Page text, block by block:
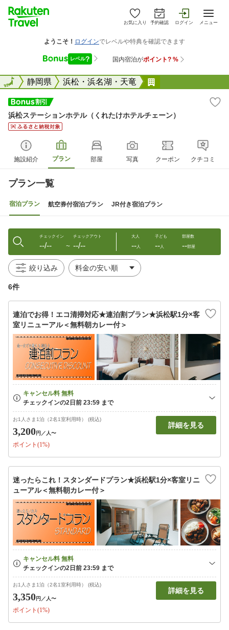
お気に入り 予約確認 ログイン メニュー
全国静岡県 浜松・浜名湖・天竜
全国
浜松ステーションホテル（くれたけホテルチェーン）
施設紹介 プラン 部屋 写真 クーポン クチコミ
プラン一覧
宿泊プラン 航空券付宿泊プラン JR付き宿泊プラン
チェックイン
--/-- 〜
チェックアウト
--/--
大人
--人
子ども
--人
部屋数
--部屋
絞り込み
6件
連泊でお得！エコ清掃対応★連泊割プラン★浜松駅1分×客
室リニューアル＜無料朝カレー付＞
お1人さま1泊（2名1室利用時） (税込)
3,200円 ／人〜
ポイント(1%)
詳細を見る
迷ったらこれ！スタンダードプラン★浜松駅1分×客室リニ
ューアル＜無料朝カレー付＞
お1人さま1泊（2名1室利用時） (税込)
3,350円 ／人〜
ポイント(1%)
詳細を見る